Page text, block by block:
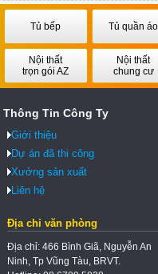
Tủ bếp Tủ quần áo
Nội thất
trọn gói AZ
Nội thất
chung cư
Thông Tin Công Ty
Giới thiệu
Dự án đã thi công
Xưởng sản xuất
Liên hệ
Địa chỉ văn phòng
Địa chỉ: 466 Bình Giã, Nguyễn An
Ninh, Tp Vũng Tàu, BRVT.